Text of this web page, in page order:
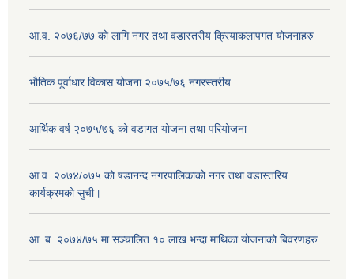
आ.व. २०७६/७७ को लागि नगर तथा वडास्तरीय क्रियाकलापगत योजनाहरु
भौतिक पूर्वाधार विकास योजना २०७५/७६ नगरस्तरीय
आर्थिक वर्ष २०७५/७६ को वडागत योजना तथा परियोजना
आ.व. २०७४/०७५ को षडानन्द नगरपालिकाको नगर तथा वडास्तरिय
कार्यक्रमको सुची।
आ. ब. २०७४/७५ मा सञ्चालित १० लाख भन्दा माथिका योजनाको बिवरणहरु